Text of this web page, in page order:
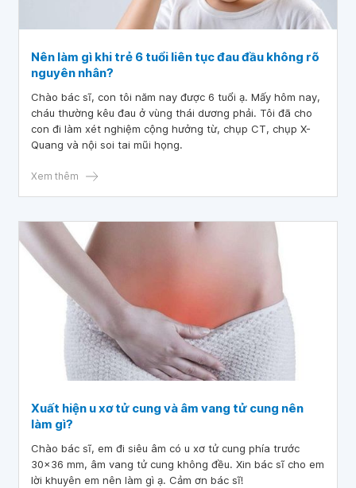
Nên làm gì khi trẻ 6 tuổi liên tục đau đầu không rõ
nguyên nhân?
Chào bác sĩ, con tôi năm nay được 6 tuổi ạ. Mấy hôm nay,
cháu thường kêu đau ở vùng thái dương phải. Tôi đã cho
con đi làm xét nghiệm cộng hưởng từ, chụp CT, chụp X-
Quang và nội soi tai mũi họng.
Xem thêm
Xuất hiện u xơ tử cung và âm vang tử cung nên
làm gì?
Chào bác sĩ, em đi siêu âm có u xơ tử cung phía trước
30x36 mm, âm vang tử cung không đều. Xin bác sĩ cho em
lời khuyên em nên làm gì ạ. Cảm ơn bác sĩ!